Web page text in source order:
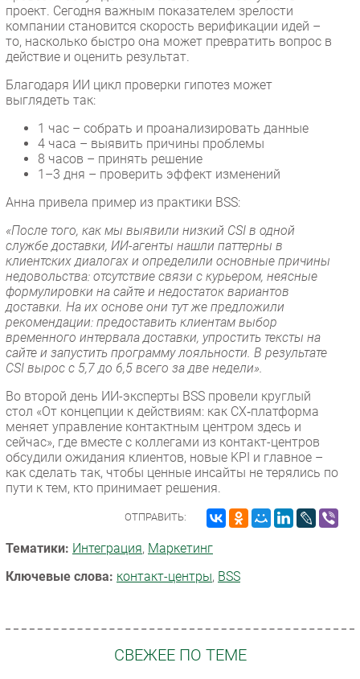
проект. Сегодня важным показателем зрелости
компании становится скорость верификации идей –
то, насколько быстро она может превратить вопрос в
действие и оценить результат.
Благодаря ИИ цикл проверки гипотез может
выглядеть так:
1 час – собрать и проанализировать данные
4 часа – выявить причины проблемы
8 часов – принять решение
1–3 дня – проверить эффект изменений
Анна привела пример из практики BSS:
«После того, как мы выявили низкий CSI в одной
службе доставки, ИИ-агенты нашли паттерны в
клиентских диалогах и определили основные причины
недовольства: отсутствие связи с курьером, неясные
формулировки на сайте и недостаток вариантов
доставки. На их основе они тут же предложили
рекомендации: предоставить клиентам выбор
временного интервала доставки, упростить тексты на
сайте и запустить программу лояльности. В результате
CSI вырос с 5,7 до 6,5 всего за две недели».
Во второй день ИИ-эксперты BSS провели круглый
стол «От концепции к действиям: как CX‑платформа
меняет управление контактным центром здесь и
сейчас», где вместе с коллегами из контакт-центров
обсудили ожидания клиентов, новые KPI и главное –
как сделать так, чтобы ценные инсайты не терялись по
пути к тем, кто принимает решения.
ОТПРАВИТЬ:
Тематики: Интеграция, Маркетинг
Ключевые слова: контакт-центры, BSS
СВЕЖЕЕ ПО ТЕМЕ